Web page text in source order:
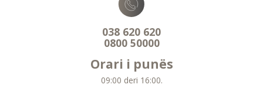
038 620 620
0800 50000
Orari i punës
09:00 deri 16:00.